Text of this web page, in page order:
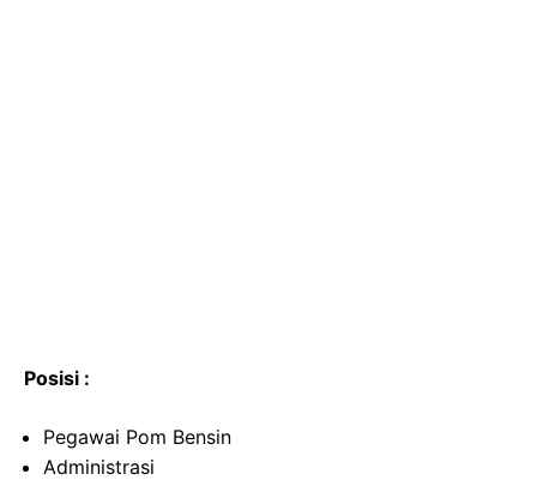
Posisi :
Pegawai Pom Bensin
Administrasi